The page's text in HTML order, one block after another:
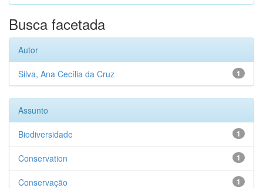
Busca facetada
Autor
1
Silva, Ana Cecília da Cruz
Assunto
1
Biodiversidade
1
Conservation
1
Conservação